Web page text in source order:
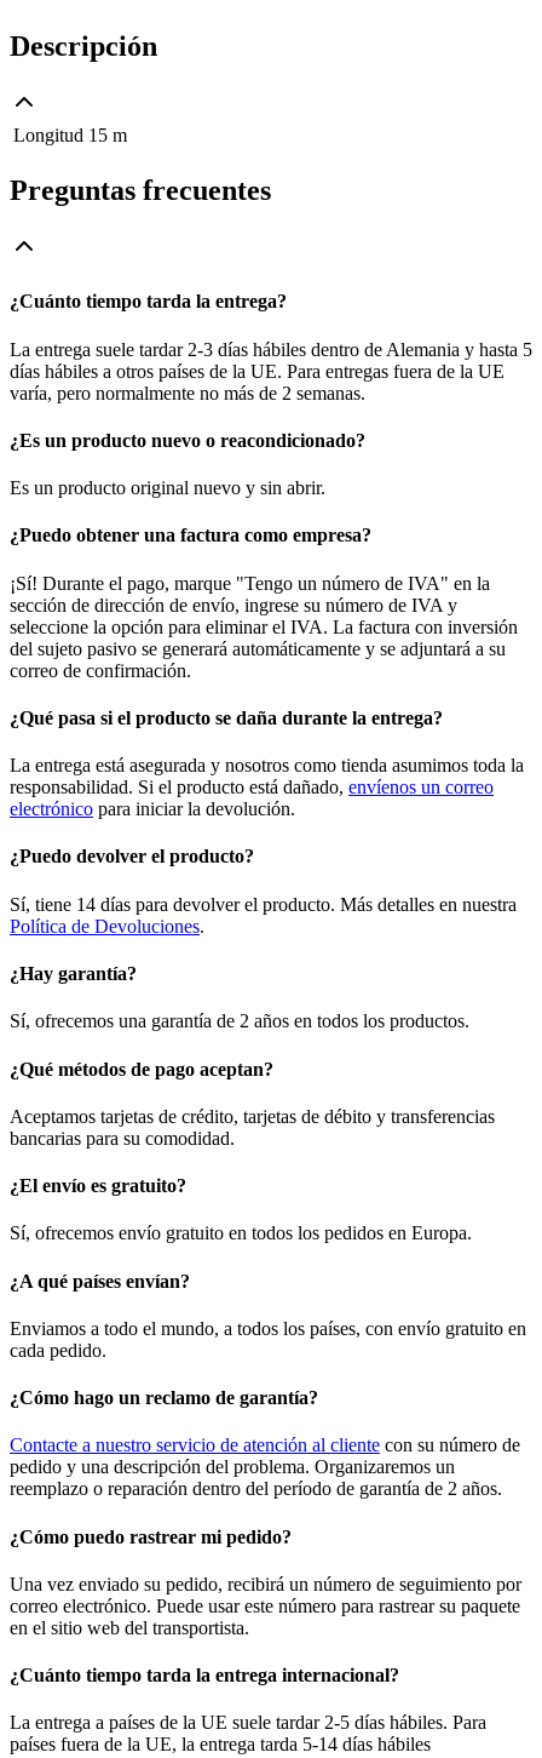
Descripción
Longitud 15 m
Preguntas frecuentes
¿Cuánto tiempo tarda la entrega?
La entrega suele tardar 2-3 días hábiles dentro de Alemania y hasta 5
días hábiles a otros países de la UE. Para entregas fuera de la UE
varía, pero normalmente no más de 2 semanas.
¿Es un producto nuevo o reacondicionado?
Es un producto original nuevo y sin abrir.
¿Puedo obtener una factura como empresa?
¡Sí! Durante el pago, marque "Tengo un número de IVA" en la
sección de dirección de envío, ingrese su número de IVA y
seleccione la opción para eliminar el IVA. La factura con inversión
del sujeto pasivo se generará automáticamente y se adjuntará a su
correo de confirmación.
¿Qué pasa si el producto se daña durante la entrega?
La entrega está asegurada y nosotros como tienda asumimos toda la
responsabilidad. Si el producto está dañado, envíenos un correo
electrónico para iniciar la devolución.
¿Puedo devolver el producto?
Sí, tiene 14 días para devolver el producto. Más detalles en nuestra
Política de Devoluciones.
¿Hay garantía?
Sí, ofrecemos una garantía de 2 años en todos los productos.
¿Qué métodos de pago aceptan?
Aceptamos tarjetas de crédito, tarjetas de débito y transferencias
bancarias para su comodidad.
¿El envío es gratuito?
Sí, ofrecemos envío gratuito en todos los pedidos en Europa.
¿A qué países envían?
Enviamos a todo el mundo, a todos los países, con envío gratuito en
cada pedido.
¿Cómo hago un reclamo de garantía?
Contacte a nuestro servicio de atención al cliente con su número de
pedido y una descripción del problema. Organizaremos un
reemplazo o reparación dentro del período de garantía de 2 años.
¿Cómo puedo rastrear mi pedido?
Una vez enviado su pedido, recibirá un número de seguimiento por
correo electrónico. Puede usar este número para rastrear su paquete
en el sitio web del transportista.
¿Cuánto tiempo tarda la entrega internacional?
La entrega a países de la UE suele tardar 2-5 días hábiles. Para
países fuera de la UE, la entrega tarda 5-14 días hábiles